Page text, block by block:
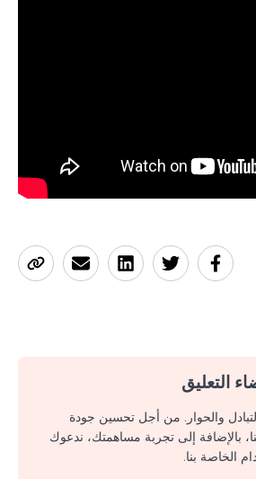
التعليق
والحوار. من أجل تحسين جودة
بالإضافة إلى تجربة مساهمتك، ندعوك
الخاصة بنا.